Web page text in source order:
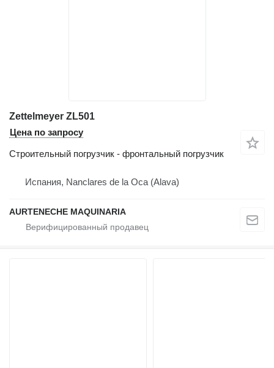
Zettelmeyer ZL501
Цена по запросу
Строительный погрузчик - фронтальный погрузчик
Испания, Nanclares de la Oca (Alava)
AURTENECHE MAQUINARIA